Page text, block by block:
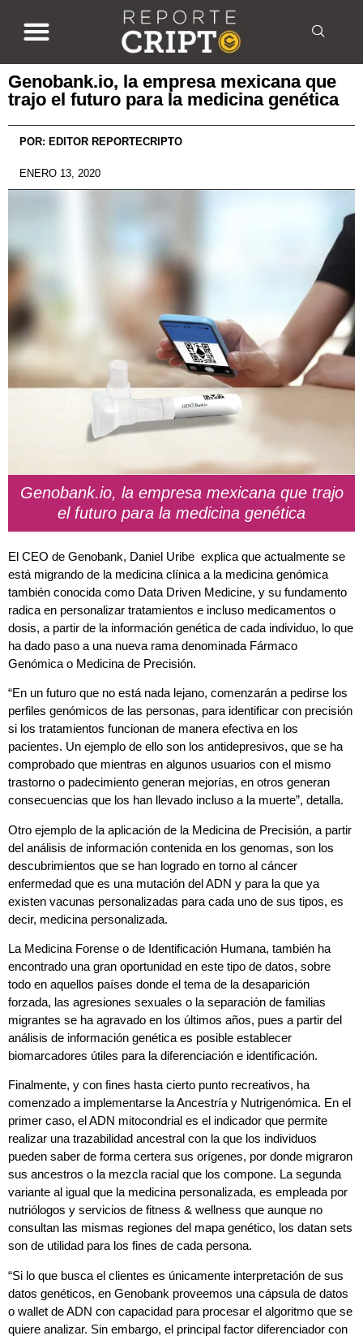
Genobank.io, la empresa mexicana que
trajo el futuro para la medicina genética
POR: EDITOR REPORTECRIPTO
ENERO 13, 2020
Genobank.io, la empresa mexicana que trajo
el futuro para la medicina genética
El CEO de Genobank, Daniel Uribe explica que actualmente se
está migrando de la medicina clínica a la medicina genómica
también conocida como Data Driven Medicine, y su fundamento
radica en personalizar tratamientos e incluso medicamentos o
dosis, a partir de la información genética de cada individuo, lo que
ha dado paso a una nueva rama denominada Fármaco
Genómica o Medicina de Precisión.
“En un futuro que no está nada lejano, comenzarán a pedirse los
perfiles genómicos de las personas, para identificar con precisión
si los tratamientos funcionan de manera efectiva en los
pacientes. Un ejemplo de ello son los antidepresivos, que se ha
comprobado que mientras en algunos usuarios con el mismo
trastorno o padecimiento generan mejorías, en otros generan
consecuencias que los han llevado incluso a la muerte”, detalla.
Otro ejemplo de la aplicación de la Medicina de Precisión, a partir
del análisis de información contenida en los genomas, son los
descubrimientos que se han logrado en torno al cáncer
enfermedad que es una mutación del ADN y para la que ya
existen vacunas personalizadas para cada uno de sus tipos, es
decir, medicina personalizada.
La Medicina Forense o de Identificación Humana, también ha
encontrado una gran oportunidad en este tipo de datos, sobre
todo en aquellos países donde el tema de la desaparición
forzada, las agresiones sexuales o la separación de familias
migrantes se ha agravado en los últimos años, pues a partir del
análisis de información genética es posible establecer
biomarcadores útiles para la diferenciación e identificación.
Finalmente, y con fines hasta cierto punto recreativos, ha
comenzado a implementarse la Ancestría y Nutrigenómica. En el
primer caso, el ADN mitocondrial es el indicador que permite
realizar una trazabilidad ancestral con la que los individuos
pueden saber de forma certera sus orígenes, por donde migraron
sus ancestros o la mezcla racial que los compone. La segunda
variante al igual que la medicina personalizada, es empleada por
nutriólogos y servicios de fitness & wellness que aunque no
consultan las mismas regiones del mapa genético, los datan sets
son de utilidad para los fines de cada persona.
“Si lo que busca el clientes es únicamente interpretación de sus
datos genéticos, en Genobank proveemos una cápsula de datos
o wallet de ADN con capacidad para procesar el algoritmo que se
quiere analizar. Sin embargo, el principal factor diferenciador con